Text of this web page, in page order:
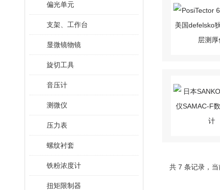
偏光单元
支架、工作台
显微镜物镜
旋切工具
音压计
测微仪
压力表
螺纹衬套
铁粉浓度计
扭矩限制器
共 7 条记录，